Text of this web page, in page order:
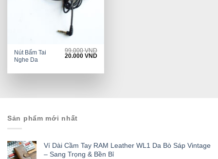
Nút Bấm Tai
Nghe Da
99.000VND
Original
20.000 VNDCurrent
Sản phẩm mới nhất
Ví Dài Cầm Tay RAM Leather WL1 Da Bò Sáp Vintage
– Sang Trọng & Bền Bỉ